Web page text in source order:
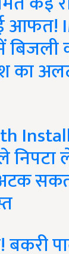
आफत!
का
निपटा